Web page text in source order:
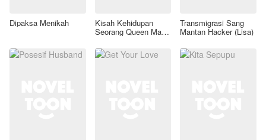
Dipaksa Menikah Kisah Kehidupan
Seorang Queen Mafia
Transmigrasi Sang
Mantan Hacker (Lisa)